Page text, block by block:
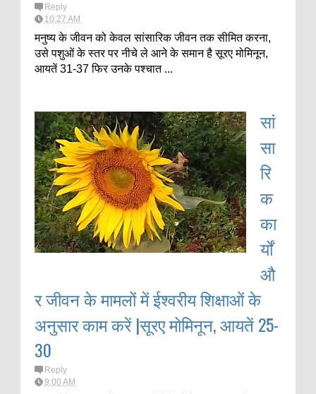
Reply
10:27 AM
मनुष्य के जीवन को केवल सांसारिक जीवन तक सीमित करना,
उसे पशुओं के स्तर पर नीचे ले आने के समान है सूरए मोमिनून,
आयतें 31-37 फिर उनके पश्चात ...
सां
सा
रि
क
का
र्यों
औ
र जीवन के मामलों में ईश्वरीय शिक्षाओं के
अनुसार काम करें |सूरए मोमिनून, आयतें 25-
30
Reply
9:00 AM